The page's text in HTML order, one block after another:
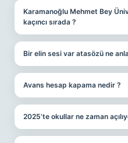
Karamanoğlu Mehmet Bey
kaçıncı sırada ?
Bir elin sesi var atasözü ne
Avans hesap kapama nedir ?
2025’te okullar ne zaman